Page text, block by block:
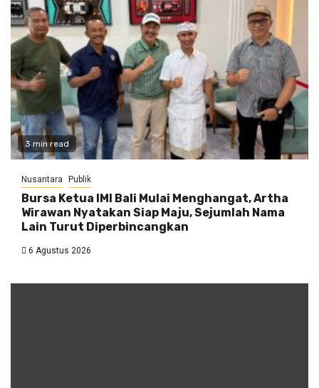
3 min read
Nusantara Publik
Bursa Ketua IMI Bali Mulai Menghangat, Artha
Wirawan Nyatakan Siap Maju, Sejumlah Nama
Lain Turut Diperbincangkan
6 Agustus 2026